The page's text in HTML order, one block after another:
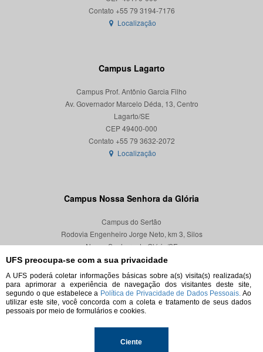
UFS preocupa-se com a sua privacidade
A UFS poderá coletar informações básicas sobre a(s) visita(s) realizada(s)
para aprimorar a experiência de navegação dos visitantes deste site,
segundo o que estabelece a Política de Privacidade de Dados Pessoais. Ao
utilizar este site, você concorda com a coleta e tratamento de seus dados
pessoais por meio de formulários e cookies.
Ciente
Localização
Campus Lagarto
Campus Prof. Antônio Garcia Filho
Av. Governador Marcelo Déda, 13, Centro
Lagarto/SE
CEP 49400-000
Localização
Campus Nossa Senhora da Glória
Campus do Sertão
Rodovia Engenheiro Jorge Neto, km 3, Silos
Nossa Senhora da Glória/SE
CEP 49680-000
Localização
© 2026. Todos os direitos reservados.